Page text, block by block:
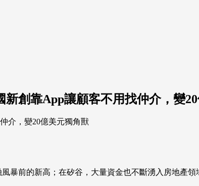
創靠App讓顧客不用找仲介，變
暴前的新高；在矽谷，大量資金也不斷湧入房地產